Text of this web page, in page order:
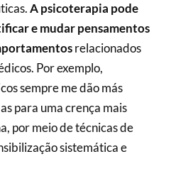
A psicoterapia pode
e mudar pensamentos
relacionados
Por exemplo,
sempre me dão más
para uma crença mais
por meio de técnicas de
sistemática e